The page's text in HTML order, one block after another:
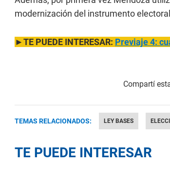
modernización del instrumento
►TE PUEDE INTERESAR: Previaje 4:
TEMAS RELACIONADOS: LEY BASES
TE PUEDE INTERESAR